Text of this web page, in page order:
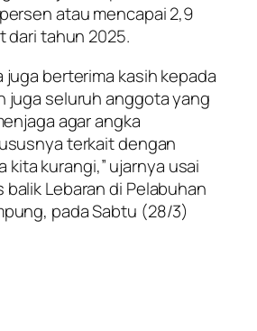
atau mencapai 2,9
dari tahun 2025.
juga berterima kasih kepada
juga seluruh anggota yang
agar angka
terkait dengan
kita kurangi,” ujarnya usai
Lebaran di Pelabuhan
pada Sabtu (28/3)